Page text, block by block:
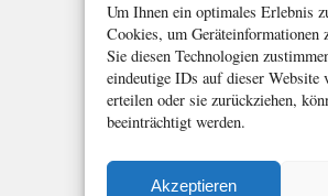
Um Ihnen ein optimales Erlebnis
Cookies, um Geräteinformationen
Sie diesen Technologien
eindeutige IDs auf dieser
erteilen oder sie zurückziehen,
beeinträchtigt werden.
Akzeptieren